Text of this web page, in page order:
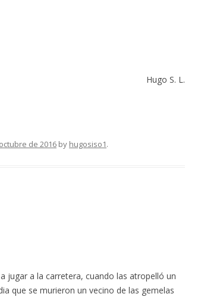
Hugo S. L.
de 2016 by hugosiso1.
jugar a la carretera, cuando las atropelló un
que se murieron un vecino de las gemelas